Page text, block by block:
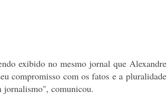
exibido no mesmo jornal que Alexandre
compromisso com os fatos e a pluralidade
jornalismo", comunicou.